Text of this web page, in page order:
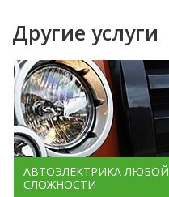
Другие услуги
АВТОЭЛЕКТРИКА ЛЮБОЙ
СЛОЖНОСТИ